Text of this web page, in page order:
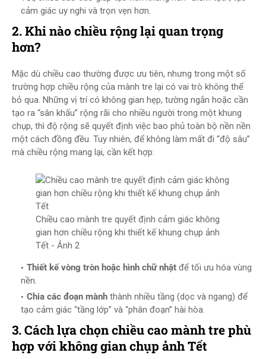
cảm giác uy nghi và trọn vẹn hơn.
2. Khi nào chiều rộng lại quan trọng
hơn?
Mặc dù chiều cao thường được ưu tiên, nhưng trong một số
trường hợp chiều rộng của mành tre lại có vai trò không thể
bỏ qua. Những vị trí có không gian hẹp, tường ngắn hoặc cần
tạo ra “sân khấu” rộng rãi cho nhiều người trong một khung
chụp, thì độ rộng sẽ quyết định việc bao phủ toàn bộ nền nền
một cách đồng đều. Tuy nhiên, để không làm mất đi “độ sâu”
mà chiều rộng mang lại, cần kết hợp:
Chiều cao mành tre quyết định cảm giác không
gian hơn chiều rộng khi thiết kế khung chụp ảnh
Tết - Ảnh 2
Thiết kế vòng tròn hoặc hình chữ nhật để tối ưu hóa vùng
nền.
Chia các đoạn mành thành nhiều tầng (dọc và ngang) để
tạo cảm giác “tầng lớp” và “phân đoạn” hài hòa.
3. Cách lựa chọn chiều cao mành tre phù
hợp với không gian chụp ảnh Tết